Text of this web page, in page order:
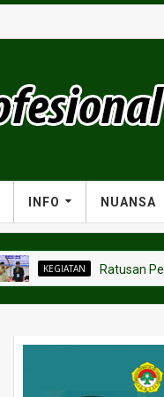
INFO NUANSA
Ratusan Pemuda LDII